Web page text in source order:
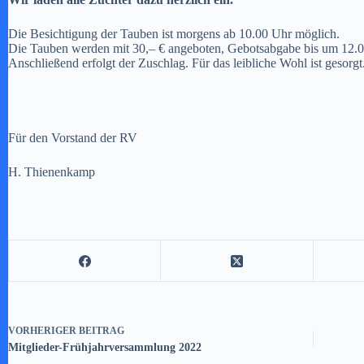
Die Besichtigung der Tauben ist morgens ab 10.00 Uhr möglich.
Die Tauben werden mit 30,– € angeboten, Gebotsabgabe bis um
Anschließend erfolgt der Zuschlag. Für das leibliche Wohl ist
Für den Vorstand der RV
H. Thienenkamp
VORHERIGER BEITRAG
Mitglieder-Frühjahrversammlung 2022